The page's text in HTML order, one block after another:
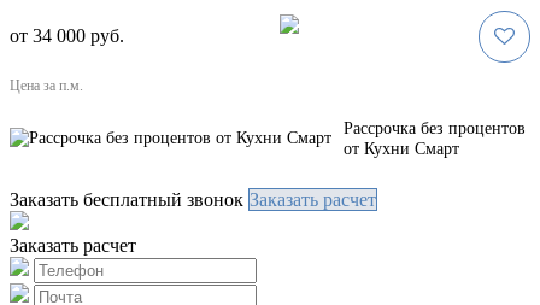
от 34 000 руб.
Цена за п.м.
Рассрочка без процентов
от Кухни Смарт
Заказать бесплатный звонок Заказать расчет
Заказать расчет